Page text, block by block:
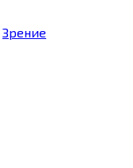
Зрение